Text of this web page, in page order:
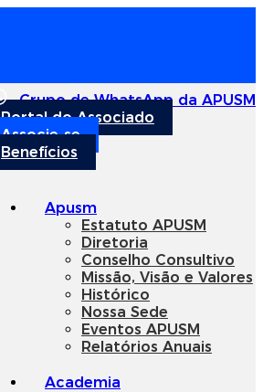
Grupo de WhatsApp da APUSM
Portal do Associado
Associe-se
Benefícios
Apusm
Estatuto APUSM
Diretoria
Conselho Consultivo
Missão, Visão e Valores
Histórico
Nossa Sede
Eventos APUSM
Relatórios Anuais
Academia